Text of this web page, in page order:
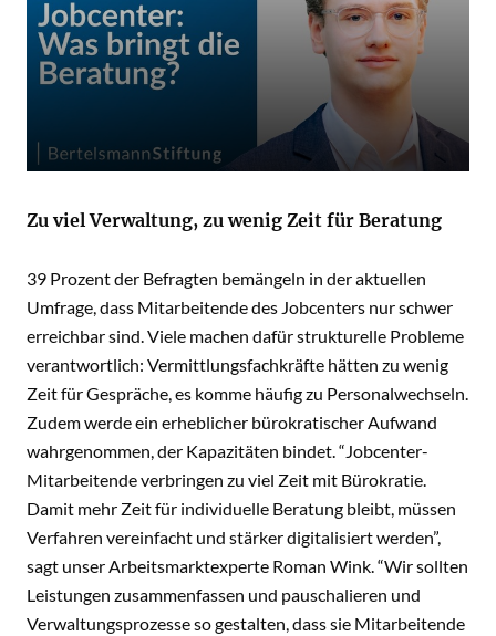
Zu viel Verwaltung, zu wenig Zeit für Beratung
39 Prozent der Befragten bemängeln in der aktuellen
Umfrage, dass Mitarbeitende des Jobcenters nur schwer
erreichbar sind. Viele machen dafür strukturelle Probleme
verantwortlich: Vermittlungsfachkräfte hätten zu wenig
Zeit für Gespräche, es komme häufig zu Personalwechseln.
Zudem werde ein erheblicher bürokratischer Aufwand
wahrgenommen, der Kapazitäten bindet. “Jobcenter-
Mitarbeitende verbringen zu viel Zeit mit Bürokratie.
Damit mehr Zeit für individuelle Beratung bleibt, müssen
Verfahren vereinfacht und stärker digitalisiert werden”,
sagt unser Arbeitsmarktexperte Roman Wink. “Wir sollten
Leistungen zusammenfassen und pauschalieren und
Verwaltungsprozesse so gestalten, dass sie Mitarbeitende